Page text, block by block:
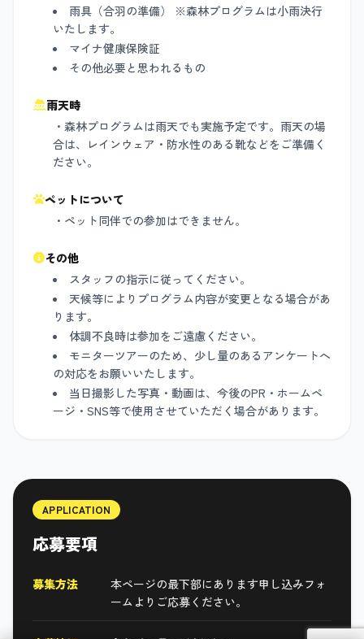
雨具（合羽の準備） ※森林プログラムは小雨決行
いたします。
マイナ健康保険証
その他必要と思われるもの
雨天時
・森林プログラムは雨天でも実施予定です。雨天の場
合は、レインウェア・防水性のある靴などをご準備く
ださい。
ペットについて
・ペット同伴での参加はできません。
その他
スタッフの指示に従ってください。
天候等によりプログラム内容が変更となる場合があ
ります。
体調不良時は参加をご遠慮ください。
モニターツアーのため、少し量のあるアンケートへ
の対応をお願いいたします。
当日撮影した写真・動画は、今後のPR・ホームペ
ージ・SNS等で使用させていただく場合があります。
APPLICATION
応募要項
募集方法
本ページの最下部にあります申し込みフォ
ームよりご応募ください。